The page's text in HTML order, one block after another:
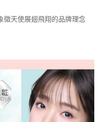
徵天使展翅飛翔的品牌理念